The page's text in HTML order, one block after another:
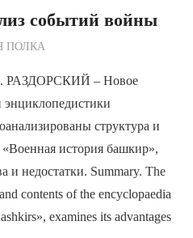
событий войны
Редакции
ПОЛКА
– Новое
энциклопедистики
структура и
история башкир»,
и недостатки. Summary. The
contents of the encyclopaedia
examines its advantages